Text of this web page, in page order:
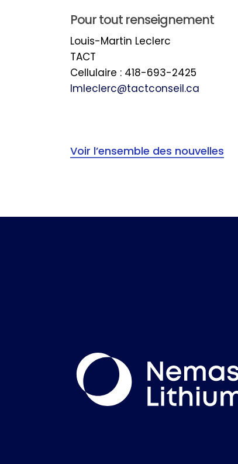
Pour tout renseignement
Louis-Martin Leclerc
TACT
Cellulaire : 418-693-2425
lmleclerc@tactconseil.ca
Voir l’ensemble des nouvelles